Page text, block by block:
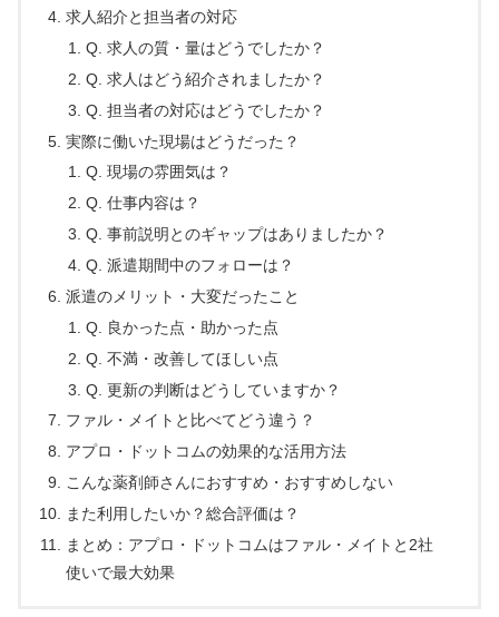
求人紹介と担当者の対応
Q. 求人の質・量はどうでしたか？
Q. 求人はどう紹介されましたか？
Q. 担当者の対応はどうでしたか？
実際に働いた現場はどうだった？
Q. 現場の雰囲気は？
Q. 仕事内容は？
Q. 事前説明とのギャップはありましたか？
Q. 派遣期間中のフォローは？
派遣のメリット・大変だったこと
Q. 良かった点・助かった点
Q. 不満・改善してほしい点
Q. 更新の判断はどうしていますか？
ファル・メイトと比べてどう違う？
アプロ・ドットコムの効果的な活用方法
こんな薬剤師さんにおすすめ・おすすめしない
また利用したいか？総合評価は？
まとめ：アプロ・ドットコムはファル・メイトと2社
使いで最大効果